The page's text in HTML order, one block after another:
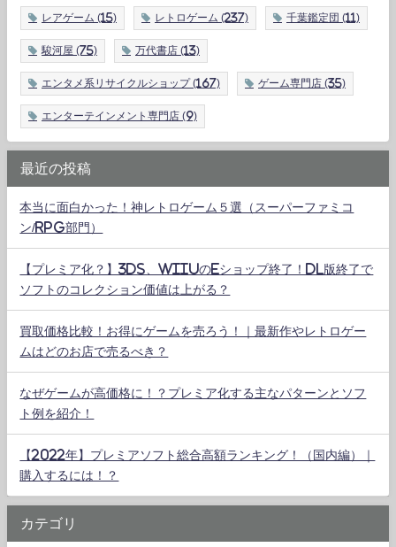
レアゲーム (15) レトロゲーム (237) 千葉鑑定団 (11)
駿河屋 (75) 万代書店 (13)
エンタメ系リサイクルショップ (167) ゲーム専門店 (35)
エンターテインメント専門店 (9)
最近の投稿
本当に面白かった！神レトロゲーム５選（スーパーファミコ
ン/RPG部門）
【プレミア化？】3DS、WiiUのeショップ終了！DL版終了で
ソフトのコレクション価値は上がる？
買取価格比較！お得にゲームを売ろう！｜最新作やレトロゲー
ムはどのお店で売るべき？
なぜゲームが高価格に！？プレミア化する主なパターンとソフ
ト例を紹介！
【2022年】プレミアソフト総合高額ランキング！（国内編）｜
購入するには！？
カテゴリ